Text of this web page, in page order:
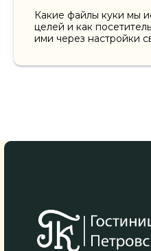
Какие файлы куки мы
целей и как
ими через настройки